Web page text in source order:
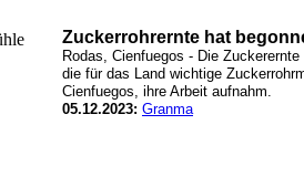
Zuckerrohrernte hat
Rodas, Cienfuegos - Die
die für das Land wichtige
Cienfuegos, ihre Arbeit aufnahm.
05.12.2023: Granma